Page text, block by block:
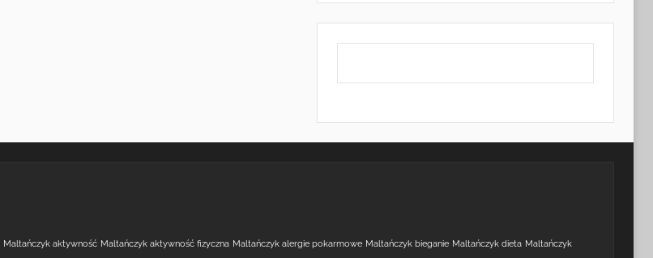
Maltańczyk aktywność Maltańczyk aktywność fizyczna Maltańczyk alergie pokarmowe Maltańczyk bieganie Maltańczyk dieta Maltańczyk